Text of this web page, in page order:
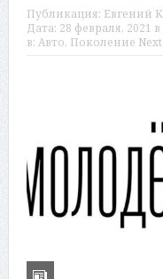
Публикация: Евгений
Дата: 28 февраля, 2021 в
в: Авто, Поколение Next,